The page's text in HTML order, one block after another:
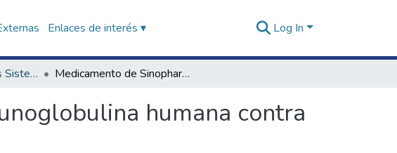
Enlaces de interés ▾ Log In
Reporte - Revisiones Sistemáticas, Rápidas y Notas Técnicas - UNAGESP Medicamento de Sinopharm basado en inmunoglobulina humana contra la COVID-19 - Nota Técnica
humana contra